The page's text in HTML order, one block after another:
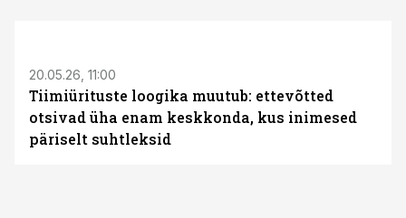
20.05.26, 11:00
Tiimiürituste loogika muutub: ettevõtted
otsivad üha enam keskkonda, kus inimesed
päriselt suhtleksid